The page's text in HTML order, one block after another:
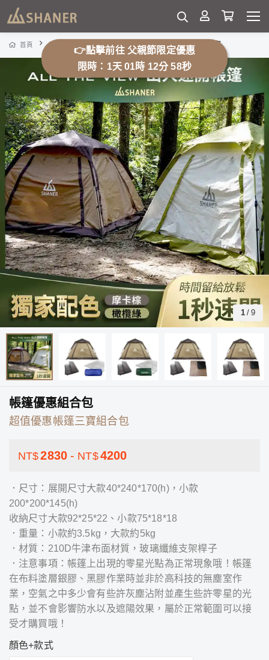
首頁 露營用品 帳篷、帳篷相關配件 帳篷優惠組合包
1 / 9
帳篷優惠組合包
超值優惠帳篷三寶組合包
NT$2830 - NT$4200
．尺寸：展開尺寸大款40*240*170(h)，小款
200*200*145(h)
收納尺寸大款92*25*22、小款75*18*18
．重量：小款約3.5kg，大款約5kg
．材質：210D牛津布面材質，玻璃纖維支架桿子
．注意事項：帳篷上出現的零星光點為正常現象哦！帳篷
在布料塗層銀膠、黑膠作業時並非於高科技的無塵室作
業，空氣之中多少會有些許灰塵沾附並產生些許零星的光
點，並不會影響防水以及遮陽效果，屬於正常範圍可以接
受才購買哦！
顏色+款式
👉點擊前往 父親節限定優惠
限時：1天 01時 12分 52秒